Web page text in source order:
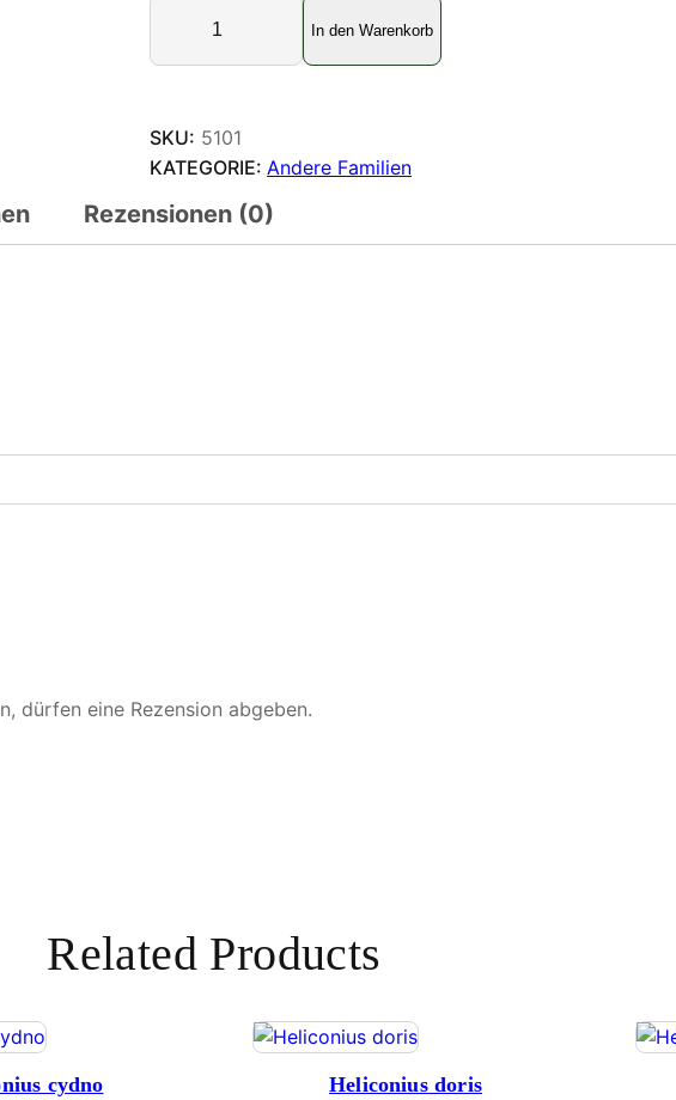
H
l
c
o
i
i
t
In den Warenkorb
SKU: 5101
KATEGORIE: Andere Familien
Rezensionen (0)
dürfen eine Rezension abgeben.
Related Products
cydno Heliconius doris